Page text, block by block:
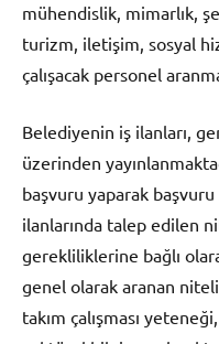
mühendislik, mimarlık,
turizm, iletişim, sosyal
çalışacak personel
Belediyenin iş ilanları,
üzerinden
başvuru yaparak
ilanlarında talep edilen
gerekliliklerine bağlı
genel olarak aranan
takım çalışması